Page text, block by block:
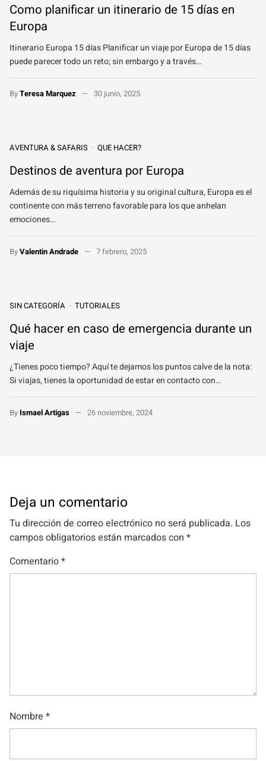
Como planificar un itinerario de 15 días en
Europa
Itinerario Europa 15 días Planificar un viaje por Europa de 15 días
puede parecer todo un reto; sin embargo y a través…
ByTeresa Marquez 30 junio, 2025
AVENTURA & SAFARIS QUE HACER?
Destinos de aventura por Europa
Además de su riquísima historia y su original cultura, Europa es el
continente con más terreno favorable para los que anhelan
emociones…
ByValentin Andrade 7 febrero, 2025
SIN CATEGORÍA TUTORIALES
Qué hacer en caso de emergencia durante un
viaje
¿Tienes poco tiempo? Aquí te dejamos los puntos calve de la nota:
Si viajas, tienes la oportunidad de estar en contacto con…
By Ismael Artigas 26 noviembre, 2024
Deja un comentario
Tu dirección de correo electrónico no será publicada. Los
campos obligatorios están marcados con *
Comentario*
Nombre *